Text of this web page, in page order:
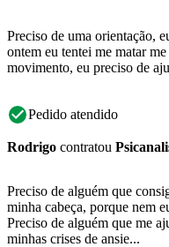
Preciso de uma orientação,
ontem eu tentei me matar
movimento, eu preciso de
Pedido atendido
Rodrigo contratou
Preciso de alguém que
minha cabeça, porque nem
Preciso de alguém que me
minhas crises de ansie...